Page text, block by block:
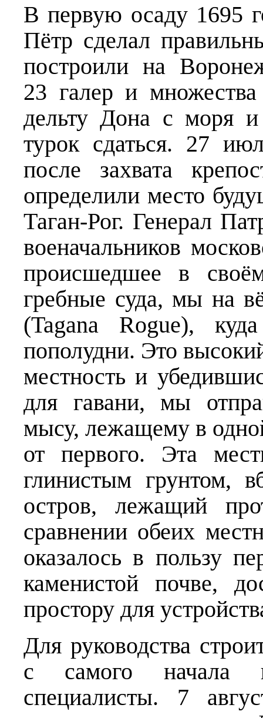
В первую осаду 1695
Пётр сделал
построили на
23 галер и
дельту Дона с моря
турок сдаться. 27
после захвата
определили место
Таган-Рог. Генерал
военачальников
происшедшее в
гребные суда, мы на
(Tagana Rogue),
пополудни. Это
местность и
для гавани, мы
мысу, лежащему в
от первого. Эта
глинистым грунтом,
остров, лежащий
сравнении обеих
оказалось в пользу
каменистой почве,
простору для
Для руководства
с самого начала
специалисты. 7